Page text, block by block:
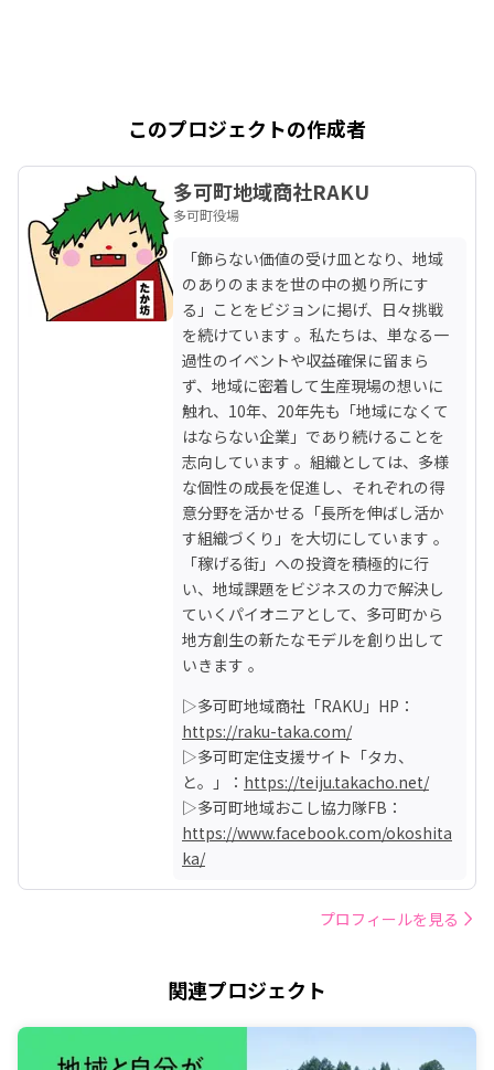
このプロジェクトの作成者
多可町地域商社RAKU
多可町役場
「飾らない価値の受け皿となり、地域
のありのままを世の中の拠り所にす
る」ことをビジョンに掲げ、日々挑戦
を続けています 。私たちは、単なる一
過性のイベントや収益確保に留まら
ず、地域に密着して生産現場の想いに
触れ、10年、20年先も「地域になくて
はならない企業」であり続けることを
志向しています 。組織としては、多様
な個性の成長を促進し、それぞれの得
意分野を活かせる「長所を伸ばし活か
す組織づくり」を大切にしています 。
「稼げる街」への投資を積極的に行
い、地域課題をビジネスの力で解決し
ていくパイオニアとして、多可町から
地方創生の新たなモデルを創り出して
いきます 。
▷多可町地域商社「RAKU」HP：
https://raku-taka.com/
▷多可町定住支援サイト「タカ、
と。」： https://teiju.takacho.net/
▷多可町地域おこし協力隊FB：
https://www.facebook.com/okoshita
ka/
プロフィールを見る
関連プロジェクト